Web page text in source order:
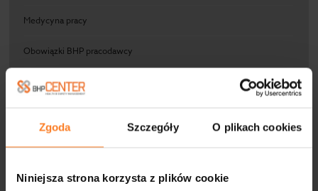
Zgoda Szczegóły O plikach cookies
Niniejsza strona korzysta z plików cookie
Medycyna pracy
Obowiązki BHP pracodawcy
Pierwsza pomoc